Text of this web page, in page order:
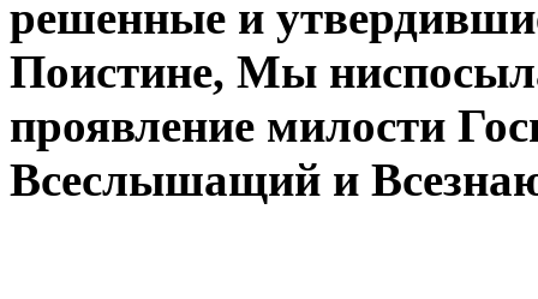
решенные и
Поистине, Мы
проявление милости
Всеслышащий и